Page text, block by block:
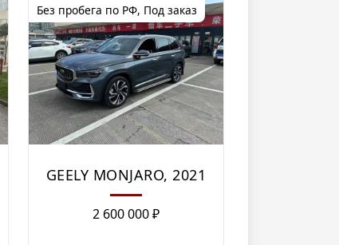
Без пробега по РФ, Под заказ
GEELY MONJARO, 2021
2 600 000₽